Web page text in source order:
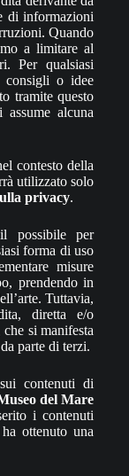
di informazioni
Quando
a limitare al
Per qualsiasi
consigli o idee
tramite questo
alcuna
contesto della
utilizzato solo
privacy.
possibile per
forma di uso
misure
prendendo in
Tuttavia,
diretta e/o
si manifesta
parte di terzi.
contenuti di
del Mare
i contenuti
ottenuto una